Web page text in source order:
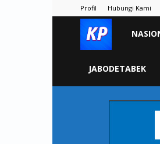
Profil Hubungi Kami
KORAN
PELITA
JABODETABEK